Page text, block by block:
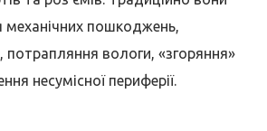
механічних пошкоджень,
потрапляння вологи, «згоряння»
несумісної периферії.